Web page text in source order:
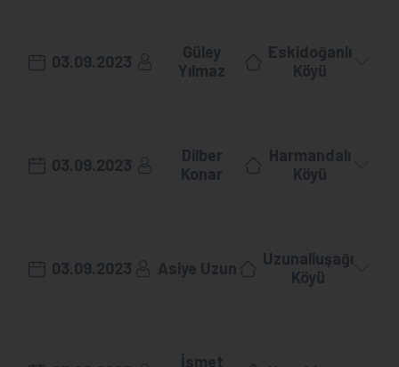
03.09.2023
Güley
Yılmaz
Eskidoğanlı
Köyü
03.09.2023
Dilber
Konar
Harmandalı
Köyü
03.09.2023 Asiye Uzun
Uzunaliuşağı
Köyü
İsmet